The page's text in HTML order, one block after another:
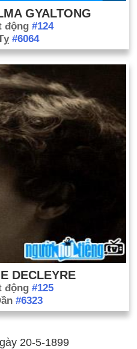
GYALTONG
động #124
#6064
DECLEYRE
động #125
#6323
20-5-1899